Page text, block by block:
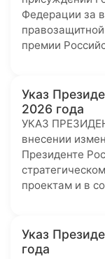
Федерации за
премии
Указ
2026 года
УКАЗ
внесении
Президенте
проектам и в
Указ
года